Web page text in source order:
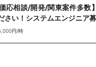
応相談/開発/関東案件多数
さい！システムエンジニア
円/時